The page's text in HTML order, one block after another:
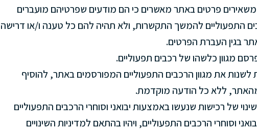
פרטים באתר מאשרים כי הם מודעים שפרטיהם מועברים
התפעוליים להמשך התקשרות, ולא תהיה להם כל טענה ו/או דרישה
בגין העברת הפרטים.
מגוון כלשהו של רכבים תפעוליים.
את מגוון הרכבים התפעוליים המפורסמים באתר, להוסיף
ללא כל הודעה מוקדמת.
של רכישות שנעשו באמצעות יבואני וסוחרי הרכבים התפעוליים
וסוחרי הרכבים התפעוליים, ויהיו בהתאם למדיניות השינויים